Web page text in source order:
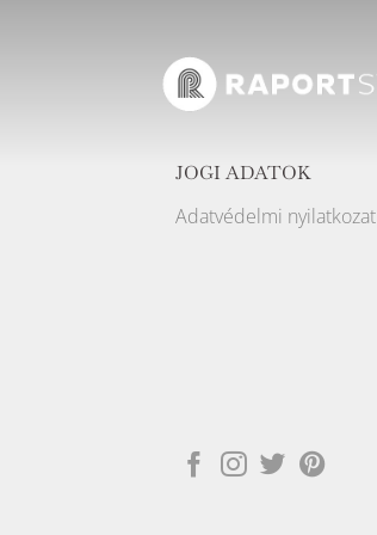
JOGI ADATOK
Adatvédelmi nyilatkozat